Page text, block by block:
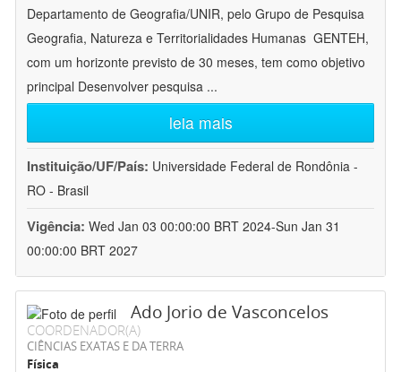
Departamento de Geografia/UNIR, pelo Grupo de Pesquisa
Geografia, Natureza e Territorialidades Humanas  GENTEH,
com um horizonte previsto de 30 meses, tem como objetivo
principal Desenvolver pesquisa ...
leia mais
Instituição/UF/País: Universidade Federal de Rondônia -
RO - Brasil
Vigência: Wed Jan 03 00:00:00 BRT 2024-Sun Jan 31
00:00:00 BRT 2027
Ado Jorio de Vasconcelos
COORDENADOR(A)
CIÊNCIAS EXATAS E DA TERRA
Física